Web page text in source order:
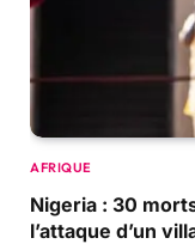
AFRIQUE
Nigeria : 30
l’attaque d’un